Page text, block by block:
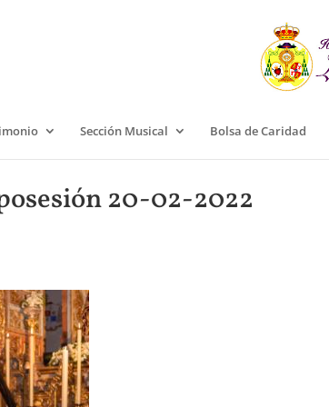
Sección Musical Bolsa de Caridad
20-02-2022